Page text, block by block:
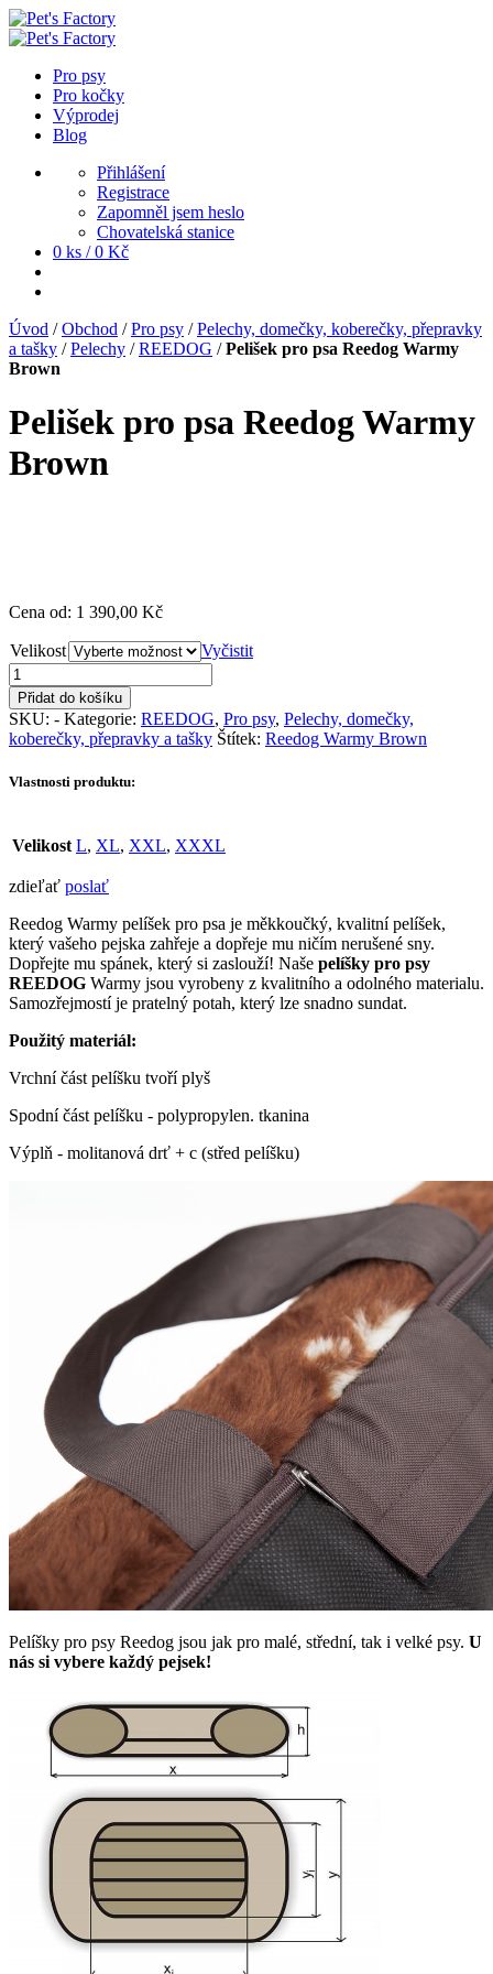
Pro psy
Pro kočky
Výprodej
Blog
Přihlášení
Registrace
Zapomněl jsem heslo
Chovatelská stanice
0 ks / 0 Kč
Úvod /Obchod /Pro psy /Pelechy, domečky, koberečky, přepravky
a tašky /Pelechy /REEDOG /Pelišek pro psa Reedog Warmy
Brown
Pelišek pro psa Reedog Warmy
Brown
Cena od: 1 390,00 Kč
Velikost
Vyčistit
Pelišek
pro
psa
Reedog
Warmy
množství
Přidat do košíku
SKU: - Kategorie: REEDOG, Pro psy, Pelechy, domečky,
koberečky, přepravky a tašky Štítek: Reedog Warmy Brown
Vlastnosti produktu:
Velikost L, XL, XXL, XXXL
zdieľať poslať
Reedog Warmy pelíšek pro psa je měkkoučký, kvalitní pelíšek,
který vašeho pejska zahřeje a dopřeje mu ničím nerušené sny.
Dopřejte mu spánek, který si zaslouží! Naše pelíšky pro psy
REEDOG Warmy jsou vyrobeny z kvalitního a odolného materialu.
Samozřejmostí je pratelný potah, který lze snadno sundat.
Použitý materiál:
Vrchní část pelíšku tvoří plyš
Spodní část pelíšku - polypropylen. tkanina
Výplň - molitanová drť + c (střed pelíšku)
Pelíšky pro psy Reedog jsou jak pro malé, střední, tak i velké psy. U
nás si vybere každý pejsek!